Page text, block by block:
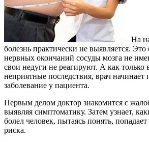
На
болезнь практически не выявляется. Это
нервных окончаний сосуды мозга не
свои недуги не реагируют. А как только
неприятные последствия, врач начинает
заболевание у пациента.
Первым делом доктор знакомится с
выявляя симптоматику. Затем узнает,
болел человек, пытаясь понять,
риска.